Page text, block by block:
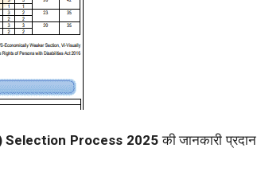
Selection Process 2025की जानकारी प्रदान